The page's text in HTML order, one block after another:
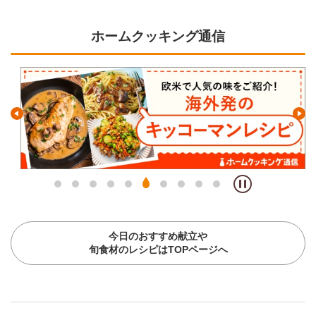
ホームクッキング通信
今日のおすすめ献立や
旬食材のレシピはTOPページへ